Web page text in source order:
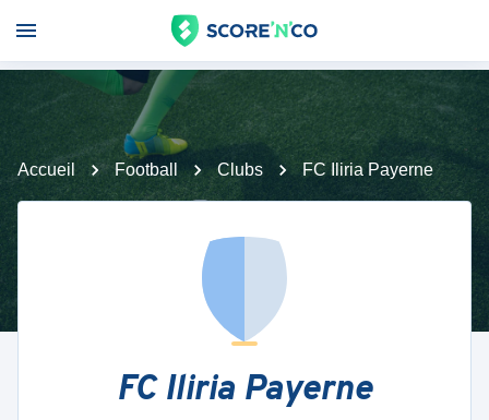
Accueil Football Clubs FC Iliria Payerne
FC Iliria Payerne